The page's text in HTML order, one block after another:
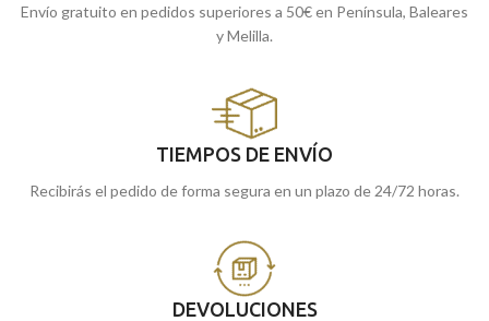
Envío gratuito en pedidos superiores a 50€ en Península, Baleares
y Melilla.
TIEMPOS DE ENVÍO
Recibirás el pedido de forma segura en un plazo de 24/72 horas.
DEVOLUCIONES